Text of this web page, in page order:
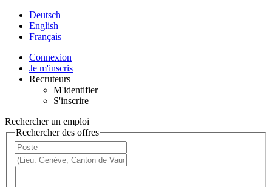
Deutsch
English
Français
Connexion
Je m'inscris
Recruteurs
M'identifier
S'inscrire
Rechercher un emploi
Rechercher des offres